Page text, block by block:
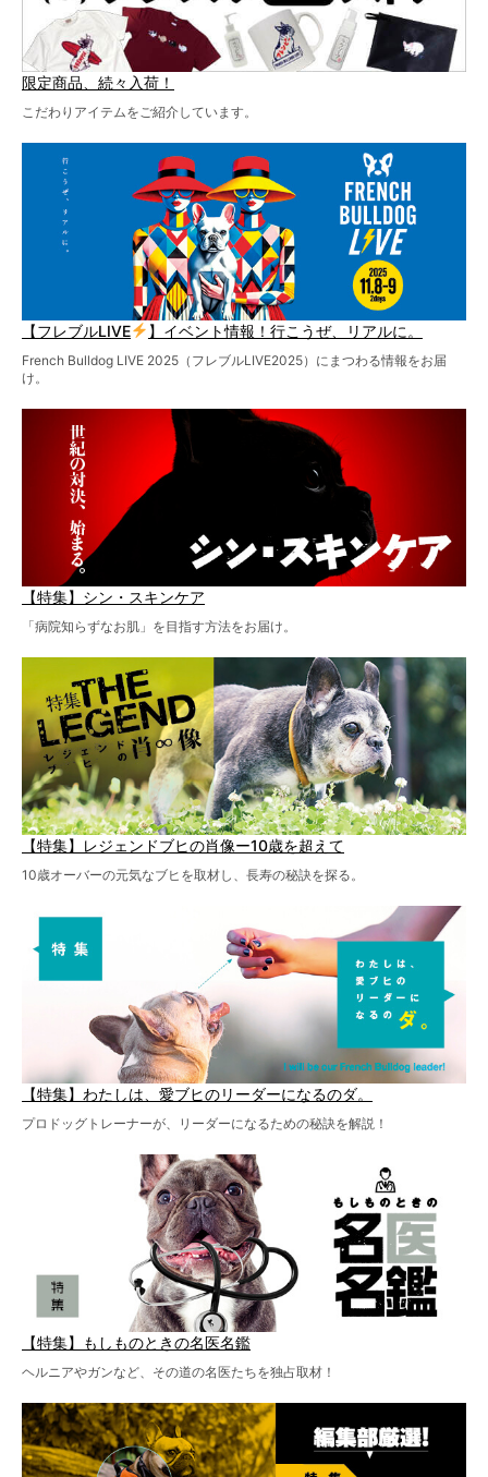
限定商品、続々入荷！
こだわりアイテムをご紹介しています。
【フレブルLIVE 】イベント情報！行こうぜ、リアルに。
French Bulldog LIVE 2025（フレブルLIVE2025）にまつわる情報をお届
け。
【特集】シン・スキンケア
「病院知らずなお肌」を目指す方法をお届け。
【特集】レジェンドブヒの肖像ー10歳を超えて
10歳オーバーの元気なブヒを取材し、長寿の秘訣を探る。
【特集】わたしは、愛ブヒのリーダーになるのダ。
プロドッグトレーナーが、リーダーになるための秘訣を解説！
【特集】もしものときの名医名鑑
ヘルニアやガンなど、その道の名医たちを独占取材！